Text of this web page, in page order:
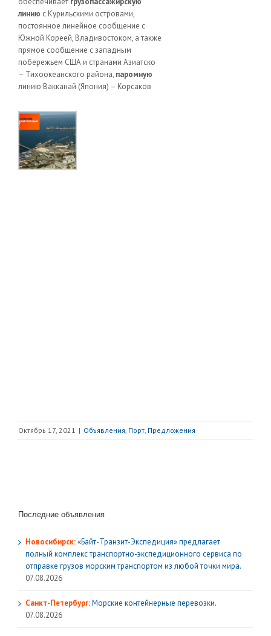
линию с Курильскими островами,
постоянное линейное сообщение с
Южной Кореей, Владивостоком, а также
прямое сообщение с западным
побережьем США и странами Азиатско
– Тихоокеанского района, паромную
линию Вакканай (Япония) – Корсаков
Октябрь 17, 2021 | Объявления Порт Предложения
Последние объявления
Новосибирск:«Байт-Транзит-Экспедиция» предлагает
полный комплекс транспортно-экспедиционного сервиса по
отправке грузов морским транспортом из любой точки мира.
07.08.2026
Санкт-Петербург:Морские контейнерные перевозки.
07.08.2026